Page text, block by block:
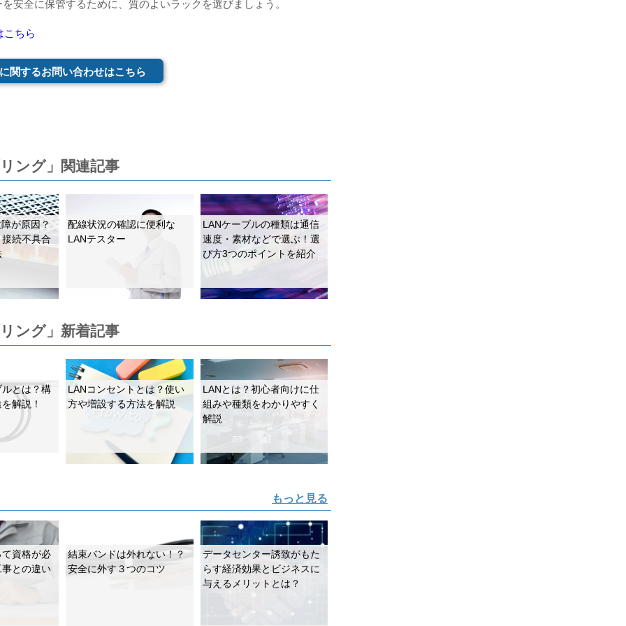
安全に保管するために、質のよいラックを選びましょう。
こちら
関するお問い合わせはこちら
ング」関連記事
が原因？
続不具合
配線状況の確認に便利な
LANテスター
LANケーブルの種類は通信
速度・素材などで選ぶ！選
び方3つのポイントを紹介
ング」新着記事
とは？構
解説！
LANコンセントとは？使い
方や増設する方法を解説
LANとは？初心者向けに仕
組みや種類をわかりやすく
解説
もっと見る
資格が必
との違い
結束バンドは外れない！？
安全に外す３つのコツ
データセンター誘致がもた
らす経済効果とビジネスに
与えるメリットとは？